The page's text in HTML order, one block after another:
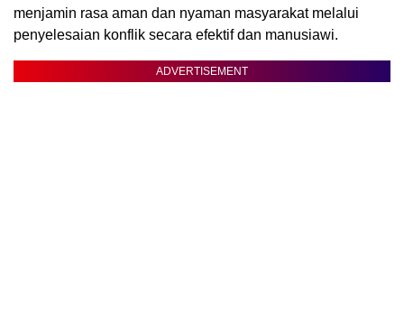
menjamin rasa aman dan nyaman masyarakat melalui
penyelesaian konflik secara efektif dan manusiawi.
ADVERTISEMENT